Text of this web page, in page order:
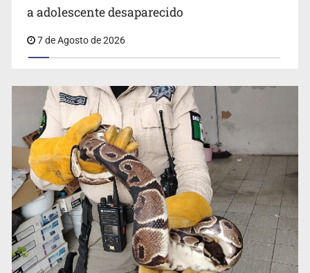
Procesan a el “R1”, presunto líder criminal en Jalisco y
a adolescente desaparecido
7 de Agosto de 2026